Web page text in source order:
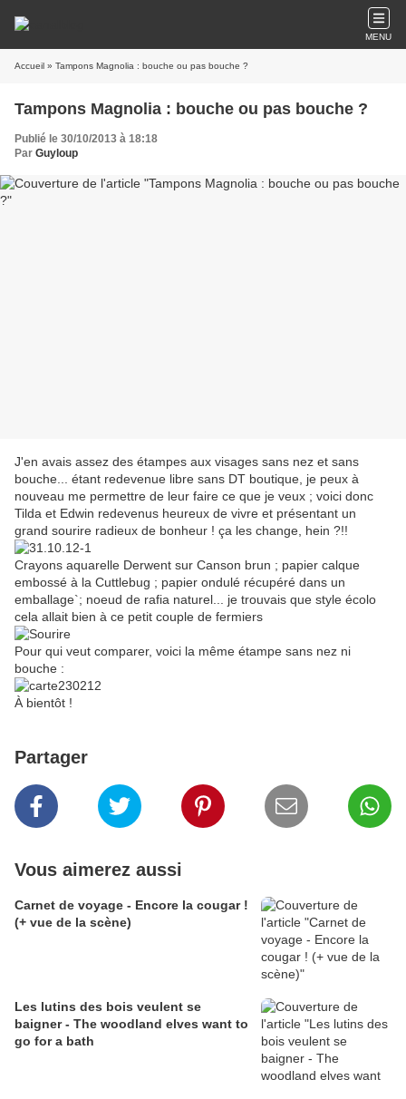
MENU
Accueil » Tampons Magnolia : bouche ou pas bouche ?
Tampons Magnolia : bouche ou pas bouche ?
Publié le 30/10/2013 à 18:18
Par Guyloup
J'en avais assez des étampes aux visages sans nez et sans
bouche... étant redevenue libre sans DT boutique, je peux à
nouveau me permettre de leur faire ce que je veux ; voici donc
Tilda et Edwin redevenus heureux de vivre et présentant un
grand sourire radieux de bonheur ! ça les change, hein ?!!
Crayons aquarelle Derwent sur Canson brun ; papier calque
embossé à la Cuttlebug ; papier ondulé récupéré dans un
emballage`; noeud de rafia naturel... je trouvais que style écolo
cela allait bien à ce petit couple de fermiers
Pour qui veut comparer, voici la même étampe sans nez ni
bouche :
À bientôt !
Partager
Vous aimerez aussi
Carnet de voyage - Encore la cougar !
(+ vue de la scène)
Les lutins des bois veulent se
baigner - The woodland elves want to
go for a bath